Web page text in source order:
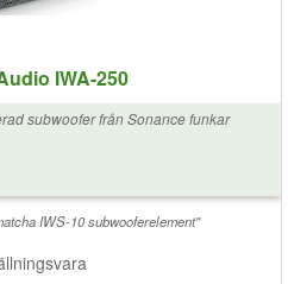
IWA-250
subwoofer från Sonance funkar
IWS-10 subwooferelement"